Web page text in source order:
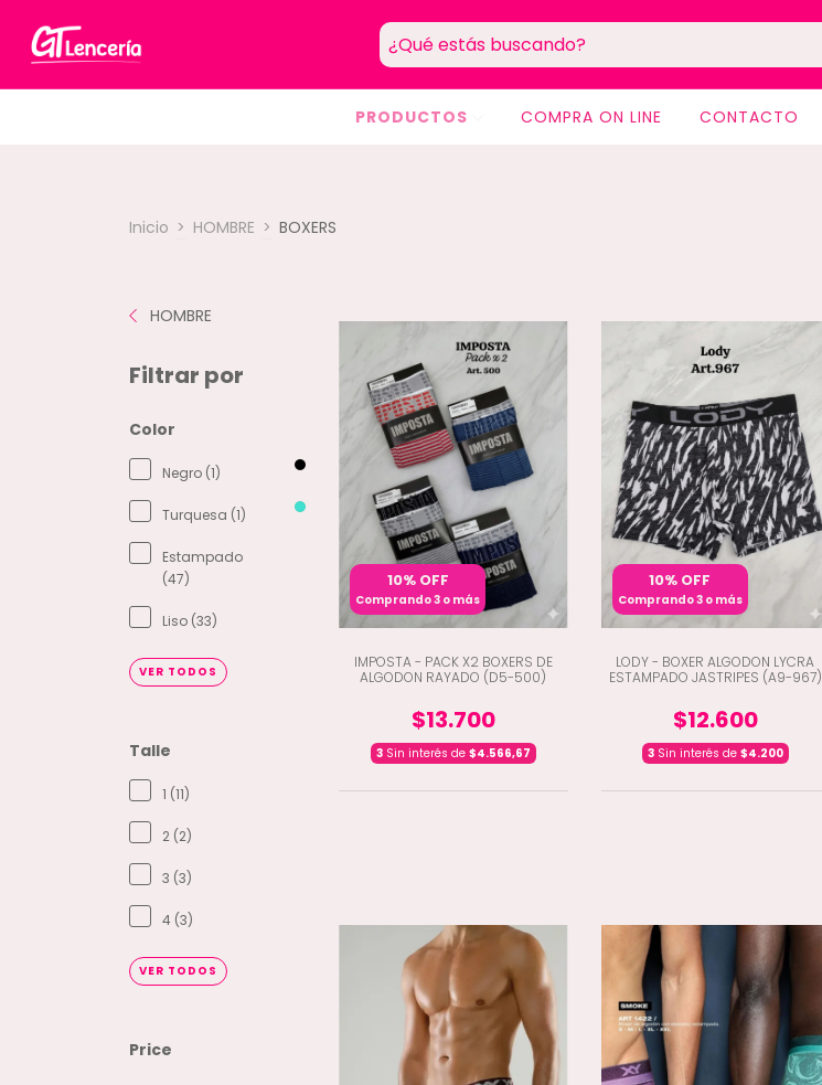
PRODUCTOS COMPRA ON LINE CONTACTO
Inicio > HOMBRE > BOXERS
HOMBRE
Filtrar por
Color
Negro (1)
Turquesa (1)
Estampado
(47)
Liso (33)
VER TODOS
Talle
1 (11)
2 (2)
3 (3)
4 (3)
VER TODOS
Price
10% OFF
Comprando 3 o más
IMPOSTA - PACK X2 BOXERS DE
ALGODON RAYADO (D5-500)
$13.700
3Sin interés de $4.566,67
10% OFF
Comprando 3 o más
LODY - BOXER ALGODON LYCRA
ESTAMPADO JASTRIPES (A9-967)
$12.600
3Sin interés de $4.200